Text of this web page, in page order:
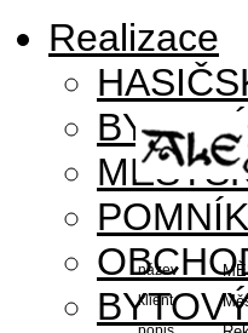
Realizace
název
klient